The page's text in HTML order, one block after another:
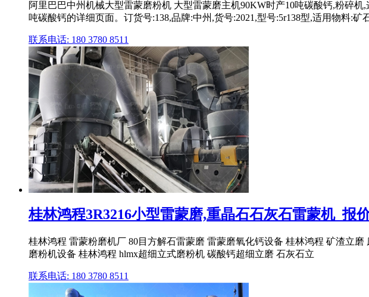
阿里巴巴中州机械大型雷蒙磨粉机 大型雷蒙磨主机90KW时产10吨碳酸钙,粉碎
吨碳酸钙的详细页面。订货号:138,品牌:中州,货号:2021,型号:5r138型,适用物料:矿
联系电话: 180 3780 8511
桂林鸿程3R3216小型雷蒙磨,重晶石石灰石雷蒙机_报
桂林鸿程 雷蒙粉磨机厂 80目方解石雷蒙磨 雷蒙磨氧化钙设备 桂林鸿程 矿渣立
磨粉机设备 桂林鸿程 hlmx超细立式磨粉机 碳酸钙超细立磨 石灰石立
联系电话: 180 3780 8511